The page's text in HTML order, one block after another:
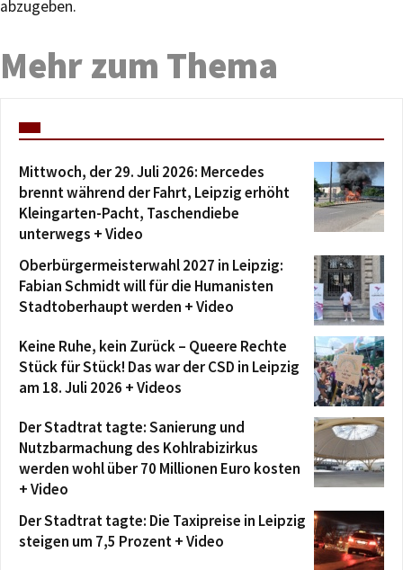
abzugeben.
Mehr zum Thema
Mittwoch, der 29. Juli 2026: Mercedes
brennt während der Fahrt, Leipzig erhöht
Kleingarten-Pacht, Taschendiebe
unterwegs + Video
Oberbürgermeisterwahl 2027 in Leipzig:
Fabian Schmidt will für die Humanisten
Stadtoberhaupt werden + Video
Keine Ruhe, kein Zurück – Queere Rechte
Stück für Stück! Das war der CSD in Leipzig
am 18. Juli 2026 + Videos
Der Stadtrat tagte: Sanierung und
Nutzbarmachung des Kohlrabizirkus
werden wohl über 70 Millionen Euro kosten
+ Video
Der Stadtrat tagte: Die Taxipreise in Leipzig
steigen um 7,5 Prozent + Video